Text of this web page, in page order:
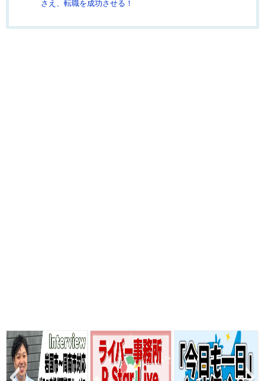
さえ、転職を成功させる！